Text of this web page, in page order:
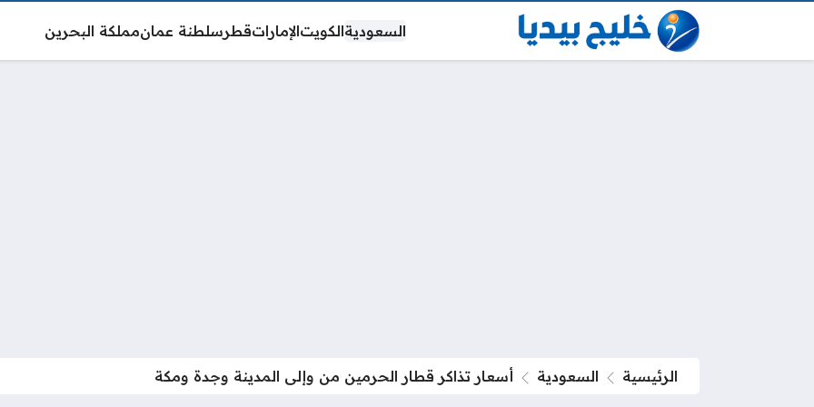
السعوديةالكويتالإماراتقطرسلطنة عمانمملكة البحرين
الرئيسية السعودية أسعار تذاكر قطار الحرمين من وإلى المدينة وجدة ومكة